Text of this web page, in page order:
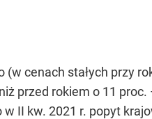
cenach stałych przy
przed rokiem o 11
II kw. 2021 r. popyt